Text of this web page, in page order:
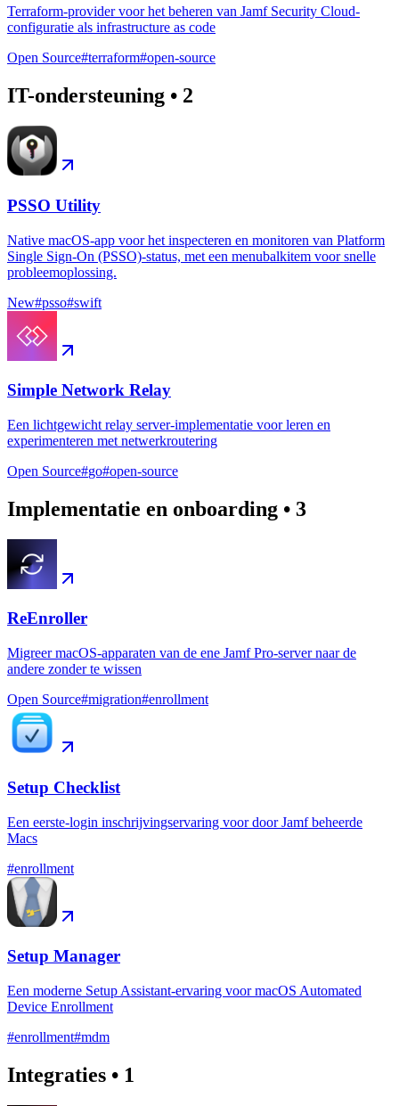
Terraform-provider voor het beheren van Jamf Security Cloud-
configuratie als infrastructure as code
Open Source#terraform#open-source
IT-ondersteuning • 2
PSSO Utility
Native macOS-app voor het inspecteren en monitoren van Platform
Single Sign-On (PSSO)-status, met een menubalkitem voor snelle
probleemoplossing.
New#psso#swift
Simple Network Relay
Een lichtgewicht relay server-implementatie voor leren en
experimenteren met netwerkroutering
Open Source#go#open-source
Implementatie en onboarding • 3
ReEnroller
Migreer macOS-apparaten van de ene Jamf Pro-server naar de
andere zonder te wissen
Open Source#migration#enrollment
Setup Checklist
Een eerste-login inschrijvingservaring voor door Jamf beheerde
Macs
#enrollment
Setup Manager
Een moderne Setup Assistant-ervaring voor macOS Automated
Device Enrollment
#enrollment#mdm
Integraties • 1